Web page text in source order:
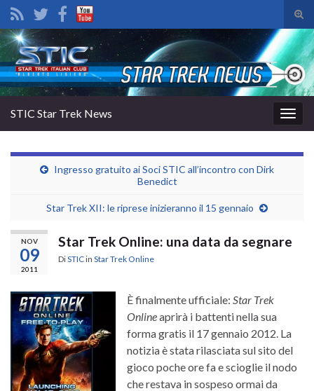
il
di
Search for:
la
STIC Star Trek News
Ingresso gratuito ai Soci STIC all’incontro con Dirk
Benedict
Star Trek XII: le riprese inizieranno il 15 gennaio
NOV
09
2011
Star Trek Online: una data da segnare
DiSTICin Star Trek Online
È finalmente ufficiale: Star Trek
Onlineaprirà i battenti nella sua
forma gratis il 17 gennaio 2012. La
notizia è stata rilasciata sul sito del
gioco poche ore fa e scioglie il nodo
che restava in sospeso ormai da